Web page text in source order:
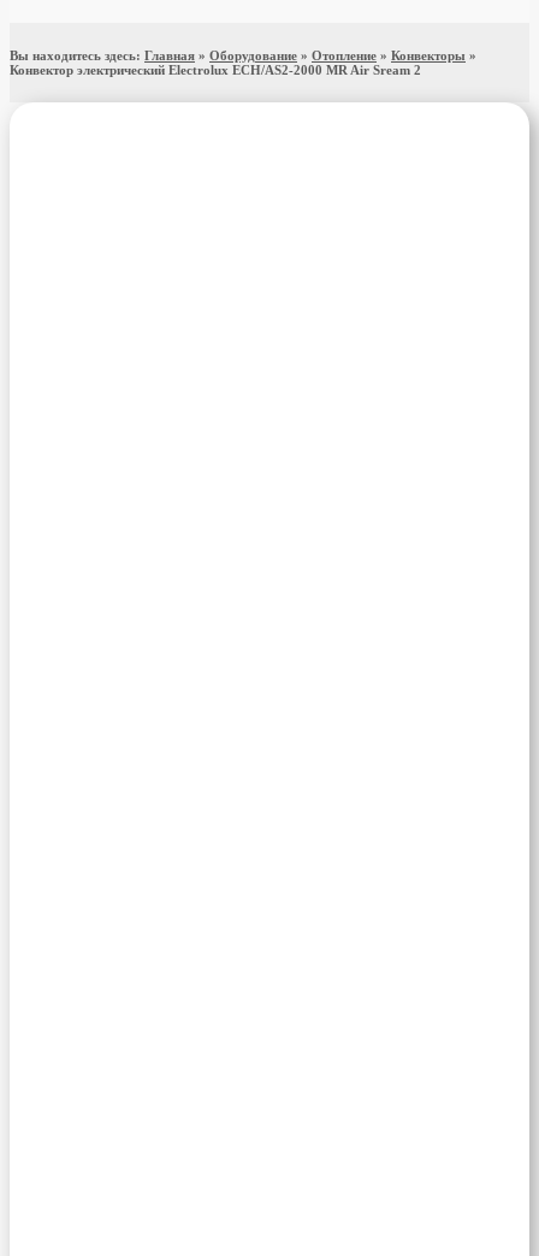
Вы находитесь здесь: Главная » Оборудование » Отопление » Конвекторы »
Конвектор электрический Electrolux ECH/AS2-2000 MR Air Sream 2